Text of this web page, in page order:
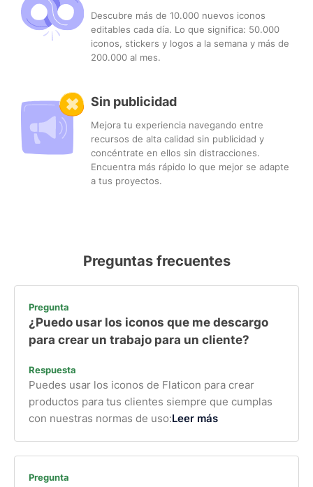
Descubre más de 10.000 nuevos iconos
editables cada día. Lo que significa: 50.000
iconos, stickers y logos a la semana y más de
200.000 al mes.
Sin publicidad
Mejora tu experiencia navegando entre
recursos de alta calidad sin publicidad y
concéntrate en ellos sin distracciones.
Encuentra más rápido lo que mejor se adapte
a tus proyectos.
Preguntas frecuentes
Pregunta
¿Puedo usar los iconos que me descargo
para crear un trabajo para un cliente?
Respuesta
Puedes usar los iconos de Flaticon para crear
productos para tus clientes siempre que cumplas
con nuestras normas de uso:Leer más
Pregunta